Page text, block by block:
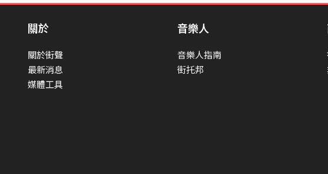
關於
關於街聲
最新消息
媒體工具
音樂人
音樂人指南
街托邦